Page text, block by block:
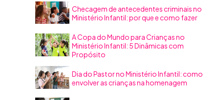
Checagem de antecedentes criminais no
Ministério Infantil: por que e como fazer
A Copa do Mundo para Crianças no
Ministério Infantil: 5 Dinâmicas com
Propósito
Dia do Pastor no Ministério Infantil: como
envolver as crianças na homenagem